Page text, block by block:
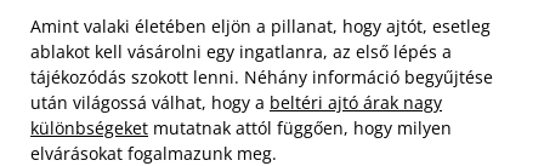
Amint valaki életében eljön a pillanat, hogy ajtót, esetleg
ablakot kell vásárolni egy ingatlanra, az első lépés a
tájékozódás szokott lenni. Néhány információ begyűjtése
után világossá válhat, hogy a beltéri ajtó árak nagy
különbségeket mutatnak attól függően, hogy milyen
elvárásokat fogalmazunk meg.